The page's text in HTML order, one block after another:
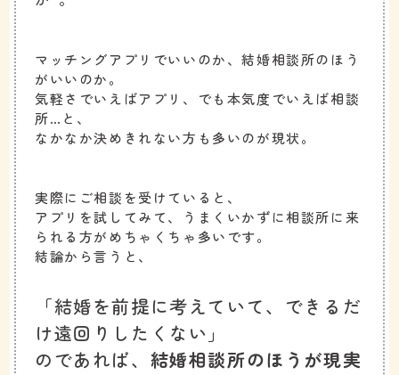
マッチングアプリでいいのか、結婚相談所のほう
がいいのか。
気軽さでいえばアプリ、でも本気度でいえば相談
所…と、
なかなか決めきれない方も多いのが現状。
実際にご相談を受けていると、
アプリを試してみて、うまくいかずに相談所に来
られる方がめちゃくちゃ多いです。
結論から言うと、
「結婚を前提に考えていて、できるだ
け遠回りしたくない」
のであれば、 結婚相談所のほうが現実